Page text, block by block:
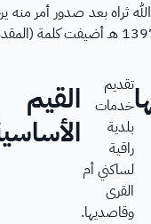
في عهد جلالة الملك عبد العزيز
تقديم
خدمات
بلدية
راقية
لساكني أم
القرى
وقاصديها.
القيم